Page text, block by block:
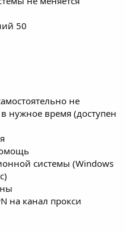
50
не
нужное время (доступен
системы (Windows
на канал прокси